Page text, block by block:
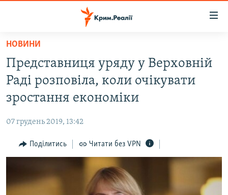
Перейти
основного
матеріалу
Перейти
до
основної
навігації
Перейти
до
ВОДА.КРИМ
ВІДЕО ТА ФОТО
БЛОГИ
ПОГЛЯД
ВСЕ ЗА ДЕНЬ
НОВИНИ
Представниця уряду у Верховній
Раді розповіла, коли очікувати
зростання економіки
07 грудень 2019, 13:42
Поділитись Читати без VPN